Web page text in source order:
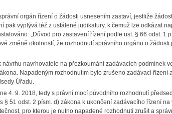
orgán řízení o žádosti usnesením zastaví, jestliže
pak vyplývá též z ustálené judikatury, k čemuž lze odkázat
„Důvod pro zastavení řízení podle ust. § 66 odst. 1
změně okolností, že rozhodnutí správního orgánu o
navrhovatele na přezkoumání zadávacích podmínek
Napadeným rozhodnutím bylo zrušeno zadávací řízení
Úřadu.
9. 2018, tedy s právní mocí původního rozhodnutí
51 odst. 2 písm. d) zákona k ukončení zadávacího řízení
pro kterou je nutno napadené rozhodnutí zrušit a